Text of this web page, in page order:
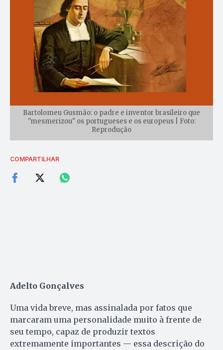
Bartolomeu Gusmão: o padre e inventor brasileiro que
"mesmerizou" os portugueses e os europeus | Foto:
Reprodução
COMPARTILHAR
Adelto Gonçalves
Uma vida breve, mas assinalada por fatos que
marcaram uma personalidade muito à frente de
seu tempo, capaz de produzir textos
extremamente importantes — essa descrição do